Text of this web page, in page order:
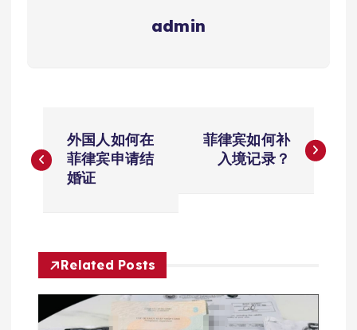
admin
章
航
外国人如何在
菲律宾申请结
婚证
菲律宾如何补
入境记录？
Related Posts